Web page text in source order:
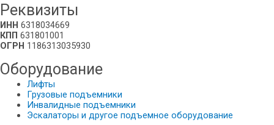
Реквизиты
ИНН 6318034669
КПП 631801001
ОГРН 1186313035930
Оборудование
Лифты
Грузовые подъемники
Инвалидные подъемники
Эскалаторы и другое подъемное оборудование